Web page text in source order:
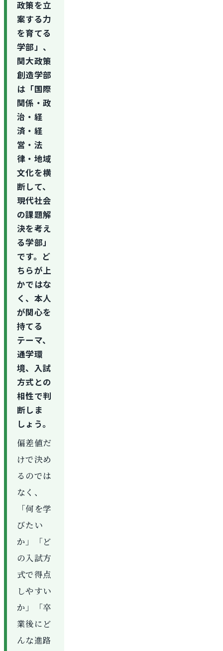
政策を立
案する力
を育てる
学部」、
関大政策
創造学部
は「国際
関係・政
治・経
済・経
営・法
律・地域
文化を横
断して、
現代社会
の課題解
決を考え
る学部」
です。ど
ちらが上
かではな
く、本人
が関心を
持てる
テーマ、
通学環
境、入試
方式との
相性で判
断しま
しょう。
偏差値だ
けで決め
るのでは
なく、
「何を学
びたい
か」「ど
の入試方
式で得点
しやすい
か」「卒
業後にど
んな進路